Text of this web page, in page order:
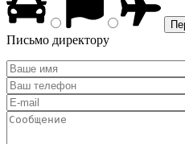
Письмо директору